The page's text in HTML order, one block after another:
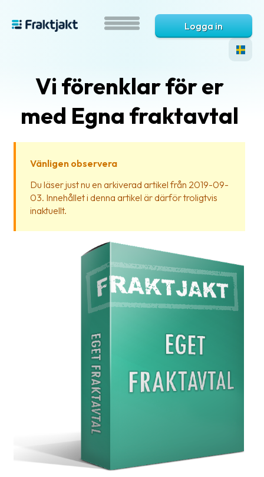
är
Fraktjakt?
Hjälp?
Frakthandlingar
Skrivarinställningar
Tulldeklarationer
Leveransvillkor
Upphämtningar
Logga in
Vi förenklar för er
med Egna fraktavtal
Vänligen observera
Du läser just nu en arkiverad artikel från 2019-09-
03. Innehållet i denna artikel är därför troligtvis
inaktuellt.